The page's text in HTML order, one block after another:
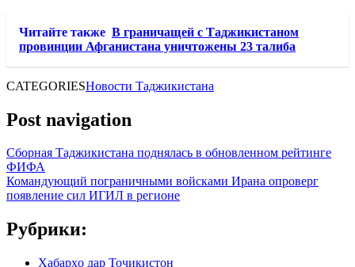
Читайте также В граничащей с Таджикистаном
провинции Афганистана уничтожены 23 талиба
CATEGORIESНовости Таджикистана
Post navigation
Сборная Таджикистана поднялась в обновленном рейтинге
ФИФА
Командующий пограничными войсками Ирана опроверг
появление сил ИГИЛ в регионе
Рубрики:
Хабарҳо дар Тоҷикистон